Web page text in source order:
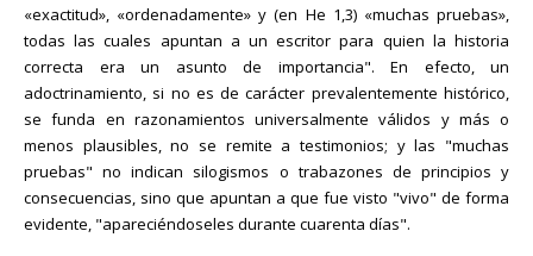
«exactitud», «ordenadamente» y (en He 1,3) «muchas pruebas»,
todas las cuales apuntan a un escritor para quien la historia
correcta era un asunto de importancia". En efecto, un
adoctrinamiento, si no es de carácter prevalentemente histórico,
se funda en razonamientos universalmente válidos y más o
menos plausibles, no se remite a testimonios; y las "muchas
pruebas" no indican silogismos o trabazones de principios y
consecuencias, sino que apuntan a que fue visto "vivo" de forma
evidente, "apareciéndoseles durante cuarenta días".